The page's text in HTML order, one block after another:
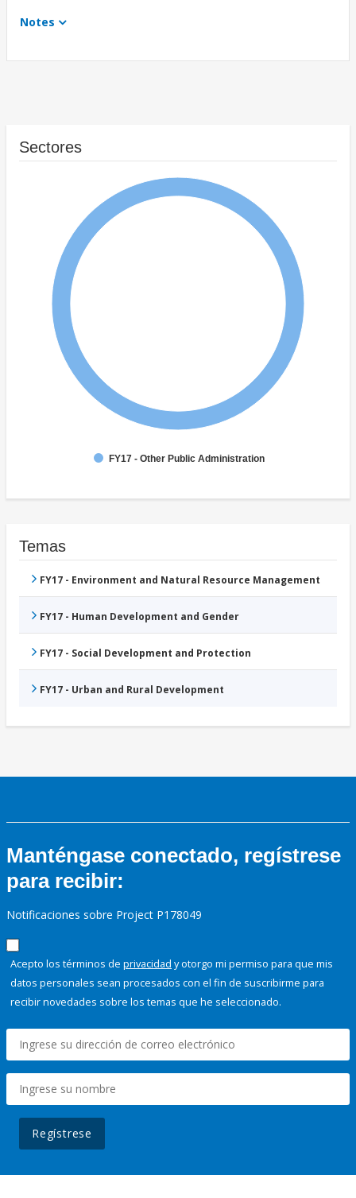
Notes
Sectores
FY17 - Other Public Administration
Temas
FY17 - Environment and Natural Resource Management
FY17 - Human Development and Gender
FY17 - Social Development and Protection
FY17 - Urban and Rural Development
Manténgase conectado, regístrese
para recibir:
Notificaciones sobre Project P178049
Acepto los términos de privacidad y otorgo mi permiso para que mis
datos personales sean procesados con el fin de suscribirme para
recibir novedades sobre los temas que he seleccionado.
Regístrese